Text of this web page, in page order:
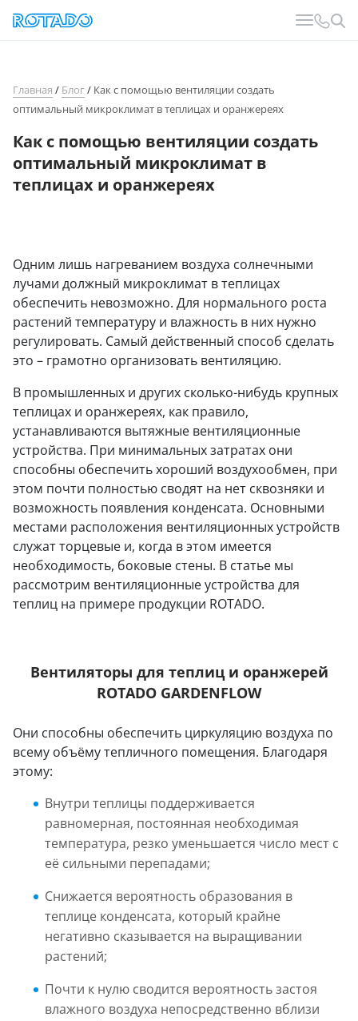
Главная / Блог/ Как с помощью вентиляции создать
оптимальный микроклимат в теплицах и оранжереях
Как с помощью вентиляции создать
оптимальный микроклимат в
теплицах и оранжереях
Одним лишь нагреванием воздуха солнечными
лучами должный микроклимат в теплицах
обеспечить невозможно. Для нормального роста
растений температуру и влажность в них нужно
регулировать. Самый действенный способ сделать
это – грамотно организовать вентиляцию.
В промышленных и других сколько-нибудь крупных
теплицах и оранжереях, как правило,
устанавливаются вытяжные вентиляционные
устройства. При минимальных затратах они
способны обеспечить хороший воздухообмен, при
этом почти полностью сводят на нет сквозняки и
возможность появления конденсата. Основными
местами расположения вентиляционных устройств
служат торцевые и, когда в этом имеется
необходимость, боковые стены. В статье мы
рассмотрим вентиляционные устройства для
теплиц на примере продукции ROTADO.
Вентиляторы для теплиц и оранжерей
ROTADO GARDENFLOW
Они способны обеспечить циркуляцию воздуха по
всему объёму тепличного помещения. Благодаря
этому:
Внутри теплицы поддерживается
равномерная, постоянная необходимая
температура, резко уменьшается число мест с
её сильными перепадами;
Снижается вероятность образования в
теплице конденсата, который крайне
негативно сказывается на выращивании
растений;
Почти к нулю сводится вероятность застоя
влажного воздуха непосредственно вблизи